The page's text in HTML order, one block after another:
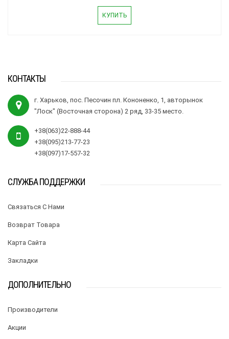
КУПИТЬ
КОНТАКТЫ
г. Харьков, пос. Песочин пл. Кононенко, 1, авторынок
"Лоск" (Восточная сторона) 2 ряд, 33-35 место.
+38(063)22-888-44
+38(095)213-77-23
+38(097)17-557-32
СЛУЖБА ПОДДЕРЖКИ
Связаться С Нами
Возврат Товара
Карта Сайта
Закладки
ДОПОЛНИТЕЛЬНО
Производители
Акции